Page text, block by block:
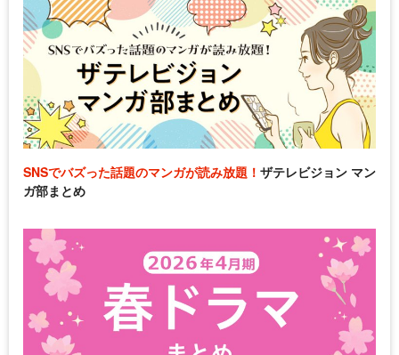
SNSでバズった話題のマンガが読み放題！ ザテレビジョン マン
ガ部まとめ